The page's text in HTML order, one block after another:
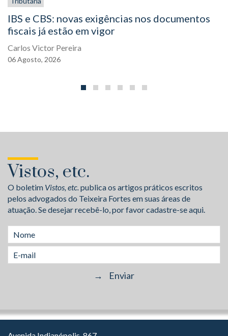
IBS e CBS: novas exigências nos documentos
fiscais já estão em vigor
Carlos Victor Pereira
06Agosto, 2026
Vistos, etc.
O boletim Vistos, etc.publica os artigos práticos escritos
pelos advogados do Teixeira Fortes em suas áreas de
atuação. Se desejar recebê-lo, por favor cadastre-se aqui.